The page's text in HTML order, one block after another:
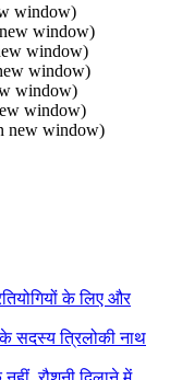
window)
window)
window)
window)
window)
window)
new window)
के लिए और
सदस्य त्रिलोकी नाथ